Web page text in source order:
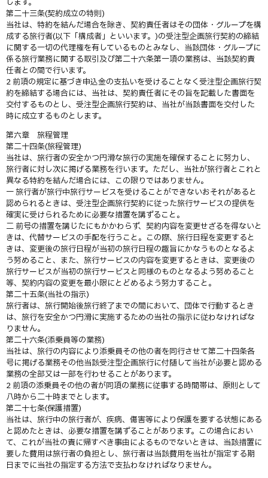
します。
第二十三条(契約成立の特則)
当社は、特約を結んだ場合を除き、契約責任者はその団体・グループを構
成する旅行者(以下「構成者」といいます。)の受注型企画旅行契約の締結
に関する一切の代理権を有しているものとみなし、当該団体・グループに
係る旅行業務に関する取引及び第二十六条第一項の業務は、当該契約責
任者との間で行います。
2 前項の規定に基づき申込金の支払いを受けることなく受注型企画旅行契
約を締結する場合には、当社は、契約責任者にその旨を記載した書面を
交付するものとし、受注型企画旅行契約は、当社が当該書面を交付した
時に成立するものとします。
第六章 旅程管理
第二十四条(旅程管理)
当社は、旅行者の安全かつ円滑な旅行の実施を確保することに努力し、
旅行者に対し次に掲げる業務を行います。ただし、当社が旅行者とこれと
異なる特約を結んだ場合には、この限りではありません。
一 旅行者が旅行中旅行サービスを受けることができないおそれがあると
認められるときは、受注型企画旅行契約に従った旅行サービスの提供を
確実に受けられるために必要な措置を講ずること。
二 前号の措置を講じたにもかかわらず、契約内容を変更せざるを得ないと
きは、代替サービスの手配を行うこと。この際、旅行日程を変更すると
きは、変更後の旅行日程が当初の旅行日程の趣旨にかなうものとなるよ
う努めること、また、旅行サービスの内容を変更するときは、変更後の
旅行サービスが当初の旅行サービスと同様のものとなるよう努めること
等、契約内容の変更を最小限にとどめるよう努力すること。
第二十五条(当社の指示)
旅行者は、旅行開始後旅行終了までの間において、団体で行動するとき
は、旅行を安全かつ円滑に実施するための当社の指示に従わなければな
りません。
第二十六条(添乗員等の業務)
当社は、旅行の内容により添乗員その他の者を同行させて第二十四条各
号に掲げる業務その他当該受注型企画旅行に付随して当社が必要と認める
業務の全部又は一部を行わせることがあります。
2 前項の添乗員その他の者が同項の業務に従事する時間帯は、原則として
八時から二十時までとします。
第二十七条(保護措置)
当社は、旅行中の旅行者が、疾病、傷害等により保護を要する状態にある
と認めたときは、必要な措置を講ずることがあります。この場合におい
て、これが当社の責に帰すべき事由によるものでないときは、当該措置に
要した費用は旅行者の負担とし、旅行者は当該費用を当社が指定する期
日までに当社の指定する方法で支払わなければなりません。